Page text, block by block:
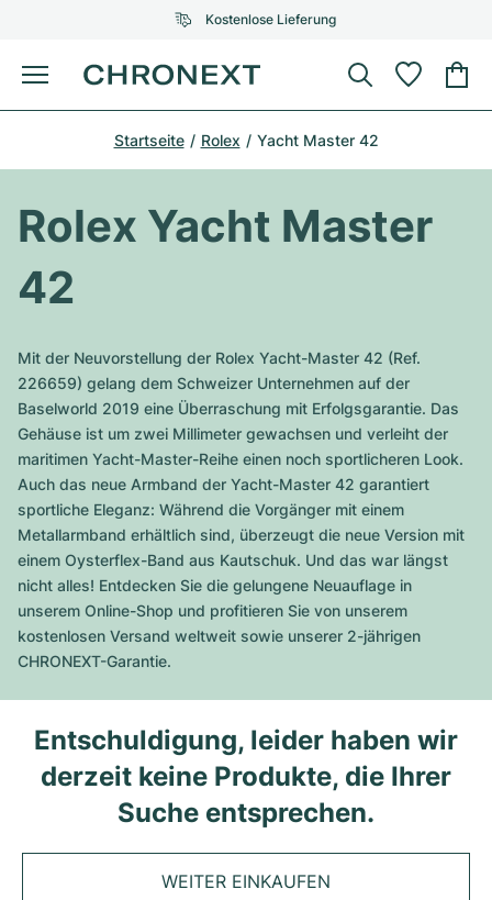
Kostenlose Lieferung
Menü
Uhr kaufen
AUSGEWÄHLTE MARKEN
Top-Modelle
Cellini
Cosmograph Daytona
Datejust
Datejust II
Omega
Alle Omega Modelle
Top-Modelle
Seamaster
Planet Ocean
Aqua Terra
De Ville
Constellation
Patek Philippe
Alle Patek Philippe Modelle
Top-Modelle
Nautilus
Complications
Aquanaut
Grand Complications
Alle Audemars Piguet Modelle
Top-Modelle
Royal Oak
Royal Oak Offshore
Jules Audemars
Cartier
All Cartier Modelle
Top-Modelle
Santos
Ballon Bleu
Breitling
Alle Breitling Modelle
Top-Modelle
Navitimer
Tudor
Alle Tudor Modelle
TAG Heuer
Top-Modelle
Alle IWC Modelle
Top-Modelle
Alle Hublot Modelle
Alle Luxusuhrenmarken
Vintage-Uhren
Gebrauchte Uhren
Uhr verkaufen
AUSGEWÄHLTE MARKEN
Tiffany
Louis Vuitton
Van Cleef & Arpels
Bvlgari
Alle Armbänder
Neuzugänge
Service
Magazin
Sale
Startseite Rolex Yacht Master 42
Rolex Yacht Master
42
Mit der Neuvorstellung der Rolex Yacht-Master 42 (Ref.
226659) gelang dem Schweizer Unternehmen auf der
Baselworld 2019 eine Überraschung mit Erfolgsgarantie. Das
Gehäuse ist um zwei Millimeter gewachsen und verleiht der
maritimen Yacht-Master-Reihe einen noch sportlicheren Look.
Auch das neue Armband der Yacht-Master 42 garantiert
sportliche Eleganz: Während die Vorgänger mit einem
Metallarmband erhältlich sind, überzeugt die neue Version mit
einem Oysterflex-Band aus Kautschuk. Und das war längst
nicht alles! Entdecken Sie die gelungene Neuauflage in
unserem Online-Shop und profitieren Sie von unserem
kostenlosen Versand weltweit sowie unserer 2-jährigen
CHRONEXT-Garantie.
Entschuldigung, leider haben wir
derzeit keine Produkte, die Ihrer
Suche entsprechen.
WEITER EINKAUFEN